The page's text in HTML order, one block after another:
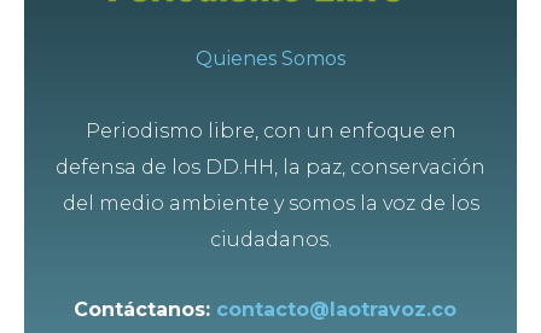
Quienes Somos
Periodismo libre, con un enfoque en
defensa de los DD.HH, la paz, conservación
del medio ambiente y somos la voz de los
ciudadanos.
Contáctanos: contacto@laotravoz.co